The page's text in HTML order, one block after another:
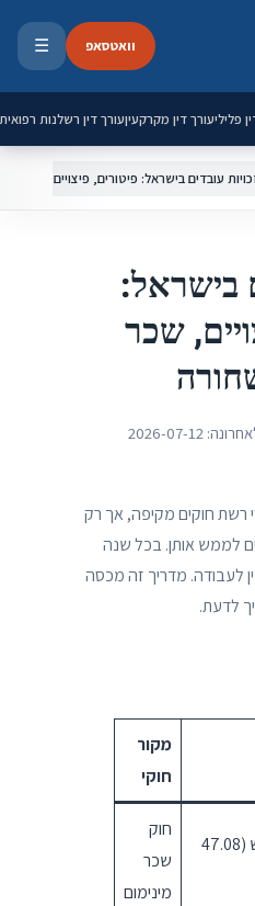
וואטסאפ ☰
פליליעורך דין מקרקעיןעורך דין רשלנות רפואית
עובדים בישראל: פיטורים, פיצויים, שכר
בישראל:
שכר
2026-07-12
רשת חוקים מקיפה, אך רק
לממש אותן. בכל שנה
לבית הדין לעבודה. מדריך זה מכסה
לדעת.
מקור
חוקי
5,880 ₪ לחודש (47.08
חוק
שכר
מינימום